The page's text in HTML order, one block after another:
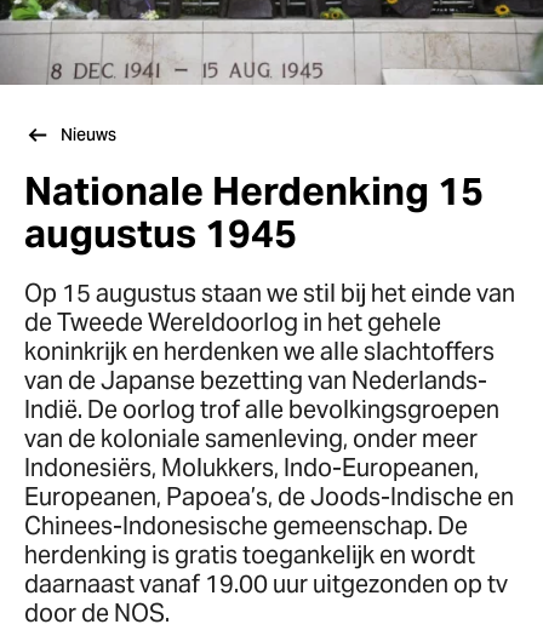
Nieuws
Nationale Herdenking 15
augustus 1945
Op 15 augustus staan we stil bij het einde van
de Tweede Wereldoorlog in het gehele
koninkrijk en herdenken we alle slachtoffers
van de Japanse bezetting van Nederlands-
Indië. De oorlog trof alle bevolkingsgroepen
van de koloniale samenleving, onder meer
Indonesiërs, Molukkers, Indo-Europeanen,
Europeanen, Papoea’s, de Joods-Indische en
Chinees-Indonesische gemeenschap. De
herdenking is gratis toegankelijk en wordt
daarnaast vanaf 19.00 uur uitgezonden op tv
door de NOS.